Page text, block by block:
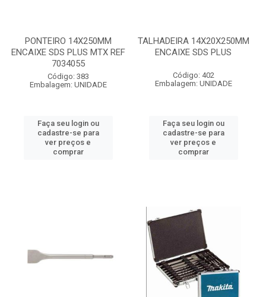
PONTEIRO 14X250MM
ENCAIXE SDS PLUS MTX REF
7034055
Código: 383
Embalagem: UNIDADE
Faça seu login ou
cadastre-se para
ver preços e
comprar
TALHADEIRA 14X20X250MM
ENCAIXE SDS PLUS
Código: 402
Embalagem: UNIDADE
Faça seu login ou
cadastre-se para
ver preços e
comprar